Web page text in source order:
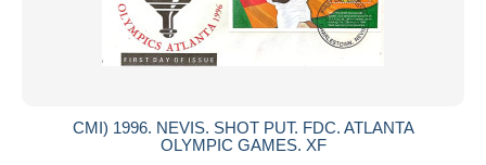
CMI) 1996. NEVIS. SHOT PUT. FDC. ATLANTA
OLYMPIC GAMES. XF